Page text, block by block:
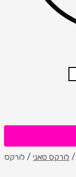
/ לורקס סאני / לורקס